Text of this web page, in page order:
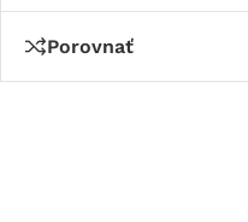
Porovnať